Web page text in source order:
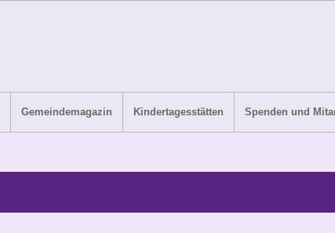
Gemeindemagazin Kindertagesstätten Spenden und